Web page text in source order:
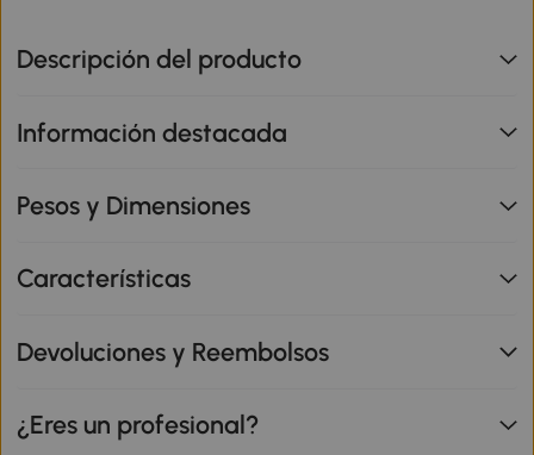
Descripción del producto
Información destacada
Pesos y Dimensiones
Características
Devoluciones y Reembolsos
¿Eres un profesional?